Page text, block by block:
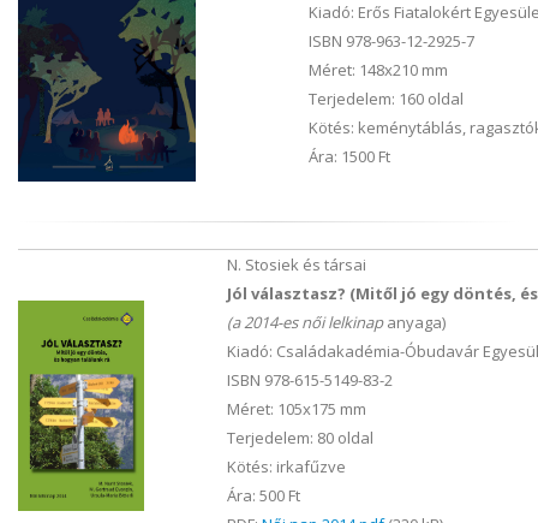
Kiadó: Erős Fiatalokért
ISBN 978-963-12-2925-7
Méret: 148x210 mm
Terjedelem: 160 oldal
Kötés: keménytáblás,
Ára: 1500 Ft
N. Stosiek és társai
Jól választasz? (Mitől jó egy döntés,
(a 2014-es női lelkinapanyaga)
Kiadó: Családakadémia-Óbudavár
ISBN 978-615-5149-83-2
Méret: 105x175 mm
Terjedelem: 80 oldal
Kötés: irkafűzve
Ára: 500 Ft